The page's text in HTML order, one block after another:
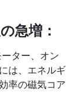
急増：
ター、オン
は、エネルギ
率の磁気コア